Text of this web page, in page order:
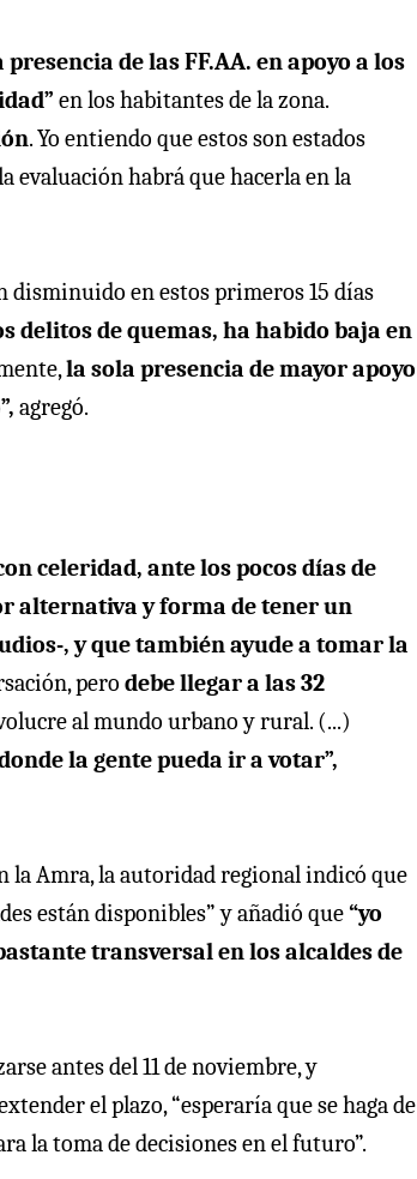
de las FF.AA. en apoyo a los
en los habitantes de la zona.
. Yo entiendo que estos son estados
evaluación habrá que hacerla en la
disminuido en estos primeros 15 días
delitos de quemas, ha habido baja en
la sola presencia de mayor apoyo
agregó.
celeridad, ante los pocos días de
alternativa y forma de tener un
, y que también ayude a tomar la
pero debe llegar a las 32
al mundo urbano y rural. (...)
la gente pueda ir a votar”,
la Amra, la autoridad regional indicó que
están disponibles” y añadió que“yo
transversal en los alcaldes de
antes del 11 de noviembre, y
el plazo, “esperaría que se haga de
la toma de decisiones en el futuro”.